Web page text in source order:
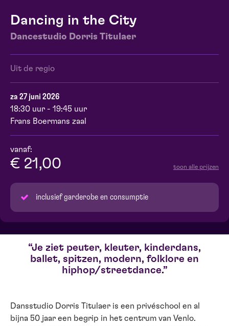
Dancing in the City
Dancestudio Dorris Titulaer
Uit de regio
za 27 juni 2026
18:30 uur - 19:45 uur
Frans Boermans zaal
vanaf:
€ 21,00 toon alle prijzen
inclusief garderobe en consumptie
Je ziet peuter, kleuter, kinderdans,
ballet, spitzen, modern, folklore en
hiphop/streetdance.
Dansstudio Dorris Titulaer is een privéschool en al
bijna 50 jaar een begrip in het centrum van Venlo.